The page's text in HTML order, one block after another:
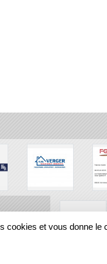
cookies et vous donne